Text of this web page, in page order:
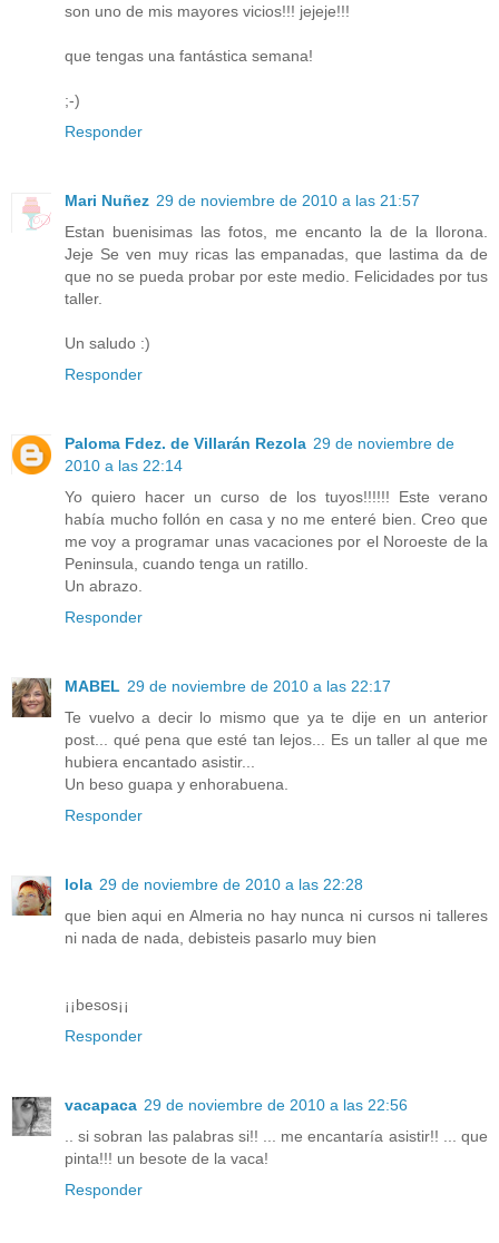
son uno de mis mayores vicios!!! jejeje!!!
que tengas una fantástica semana!
;-)
Responder
Mari Nuñez 29 de noviembre de 2010 a las 21:57
Estan buenisimas las fotos, me encanto la de la llorona.
Jeje Se ven muy ricas las empanadas, que lastima da de
que no se pueda probar por este medio. Felicidades por tus
taller.
Un saludo :)
Responder
Paloma Fdez. de Villarán Rezola 29 de noviembre de
2010 a las 22:14
Yo quiero hacer un curso de los tuyos!!!!!! Este verano
había mucho follón en casa y no me enteré bien. Creo que
me voy a programar unas vacaciones por el Noroeste de la
Peninsula, cuando tenga un ratillo.
Un abrazo.
Responder
MABEL 29 de noviembre de 2010 a las 22:17
Te vuelvo a decir lo mismo que ya te dije en un anterior
post... qué pena que esté tan lejos... Es un taller al que me
hubiera encantado asistir...
Un beso guapa y enhorabuena.
Responder
lola 29 de noviembre de 2010 a las 22:28
que bien aqui en Almeria no hay nunca ni cursos ni talleres
ni nada de nada, debisteis pasarlo muy bien
¡¡besos¡¡
Responder
vacapaca 29 de noviembre de 2010 a las 22:56
.. si sobran las palabras si!! ... me encantaría asistir!! ... que
pinta!!! un besote de la vaca!
Responder